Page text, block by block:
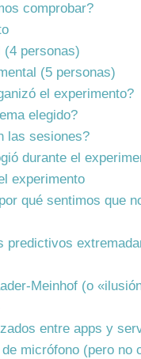
comprobar?
(4 personas)
(5 personas)
el experimento?
elegido?
las sesiones?
durante el
experimento
qué sentimos que
predictivos
Meinhof (o
entre apps y
micrófono (pero no